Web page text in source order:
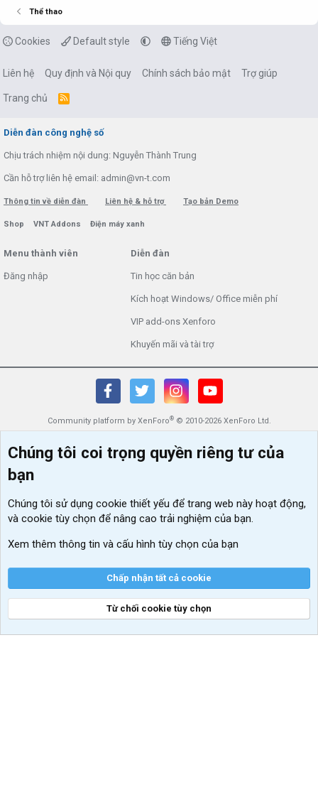
Thể thao
Cookies Default style Tiếng Việt
Liên hệ Quy định và Nội quy Chính sách bảo mật Trợ giúp
Trang chủ
R
Diễn đàn công nghệ số
Chịu trách nhiệm nội dung: Nguyễn Thành Trung
Cần hỗ trợ liên hệ email: admin@vn-t.com
Thông tin về diễn đàn Liên hệ & hỗ trợ Tạo bản Demo
Shop VNT Addons Điện máy xanh
Menu thành viên
Đăng nhập
Diễn đàn
Tin học căn bản
Kích hoạt Windows/ Office miễn phí
VIP add-ons Xenforo
Khuyến mãi và tài trợ
Community platform by XenForo® © 2010-2026 XenForo Ltd.
Chúng tôi coi trọng quyền riêng tư của
bạn
Chúng tôi sử dụng cookie thiết yếu để trang web này hoạt động,
và cookie tùy chọn để nâng cao trải nghiệm của bạn.
Xem thêm thông tin và cấu hình tùy chọn của bạn
Chấp nhận tất cả cookie
Từ chối cookie tùy chọn